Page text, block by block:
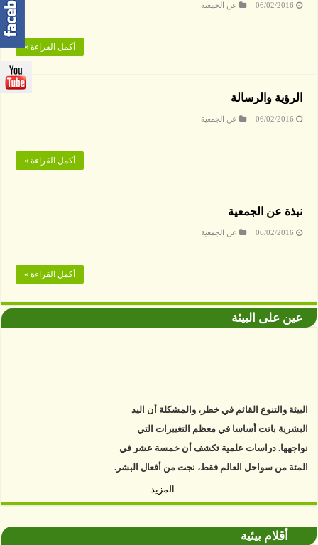
06/02/2016 عن الجمعية
أكمل القراءة »
الرؤية والرسالة
06/02/2016 عن الجمعية
أكمل القراءة »
نبذة عن الجمعية
06/02/2016 عن الجمعية
أكمل القراءة »
عين على البيئة
البيئة والتنوع القائم في خطر، والمشكلة أن اليد
البشرية باتت أساسا في معظم التغييرات التي
نواجهها. دراسات علمية تكشف أن خمسة عشر في
المئة من سواحل العالم فقط، نجت من أفعال البشر.
https://www.youtube.com/watch?v=9caB1lVk4HY
اعتمادها على أنها مستدامة تدمرت بشكل أسرع من
المزيد...
أقلام بيئية